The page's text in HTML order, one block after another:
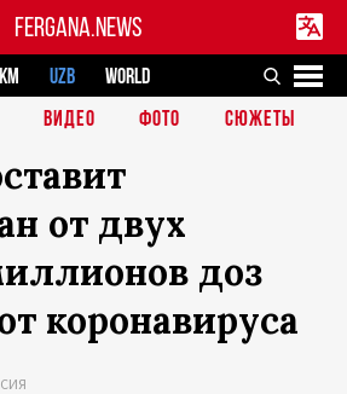
FERGANA.NEWS
UZB
WORLD
ВИДЕО ФОТО СЮЖЕТЫ
от двух
доз
коронавируса